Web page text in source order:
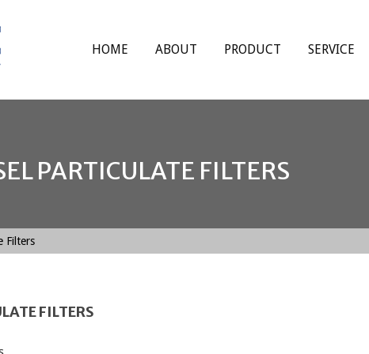
HOME ABOUT PRODUCT SERVICE
PARTICULATE FILTERS
Filters
FILTERS